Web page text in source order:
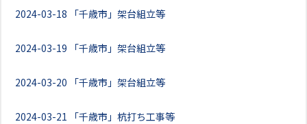
2024-03-18 「千歳市」架台組立等
2024-03-19 「千歳市」架台組立等
2024-03-20 「千歳市」架台組立等
2024-03-21 「千歳市」杭打ち工事等